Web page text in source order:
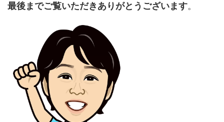
最後までご覧いただきありがとうございます。